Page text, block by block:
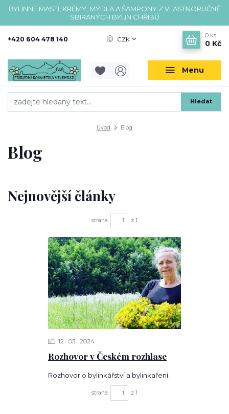
BYLINNÉ MASTI, KRÉMY, MÝDLA A ŠAMPONY Z VLASTNORUČNĚ
SBÍRANÝCH BYLIN CHŘIBŮ
Menu
CZK
Hledat
+420 604 478 140
0 ks
0 Kč
Úvod Blog
Blog
Nejnovější články
strana z 1
Rozhovor v Českém rozhlase
12 03 2024
Rozhovor o bylinkářství a bylinkaření.
strana z 1